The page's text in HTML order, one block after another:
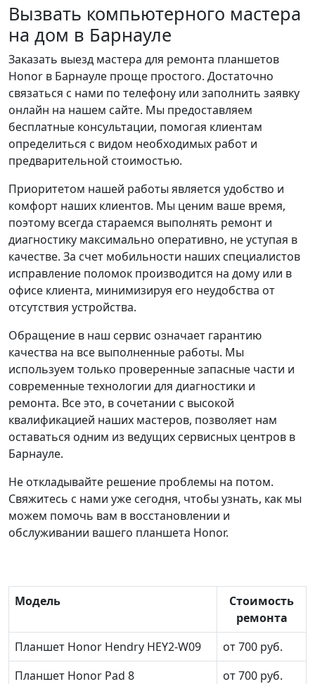
Вызвать компьютерного мастера
на дом в Барнауле
Заказать выезд мастера для ремонта планшетов
Honor в Барнауле проще простого. Достаточно
связаться с нами по телефону или заполнить заявку
онлайн на нашем сайте. Мы предоставляем
бесплатные консультации, помогая клиентам
определиться с видом необходимых работ и
предварительной стоимостью.
Приоритетом нашей работы является удобство и
комфорт наших клиентов. Мы ценим ваше время,
поэтому всегда стараемся выполнять ремонт и
диагностику максимально оперативно, не уступая в
качестве. За счет мобильности наших специалистов
исправление поломок производится на дому или в
офисе клиента, минимизируя его неудобства от
отсутствия устройства.
Обращение в наш сервис означает гарантию
качества на все выполненные работы. Мы
используем только проверенные запасные части и
современные технологии для диагностики и
ремонта. Все это, в сочетании с высокой
квалификацией наших мастеров, позволяет нам
оставаться одним из ведущих сервисных центров в
Барнауле.
Не откладывайте решение проблемы на потом.
Свяжитесь с нами уже сегодня, чтобы узнать, как мы
можем помочь вам в восстановлении и
обслуживании вашего планшета Honor.
Модель
Стоимость
ремонта
Планшет Honor Hendry HEY2-W09
от 700 руб.
Планшет Honor Pad 8
от 700 руб.